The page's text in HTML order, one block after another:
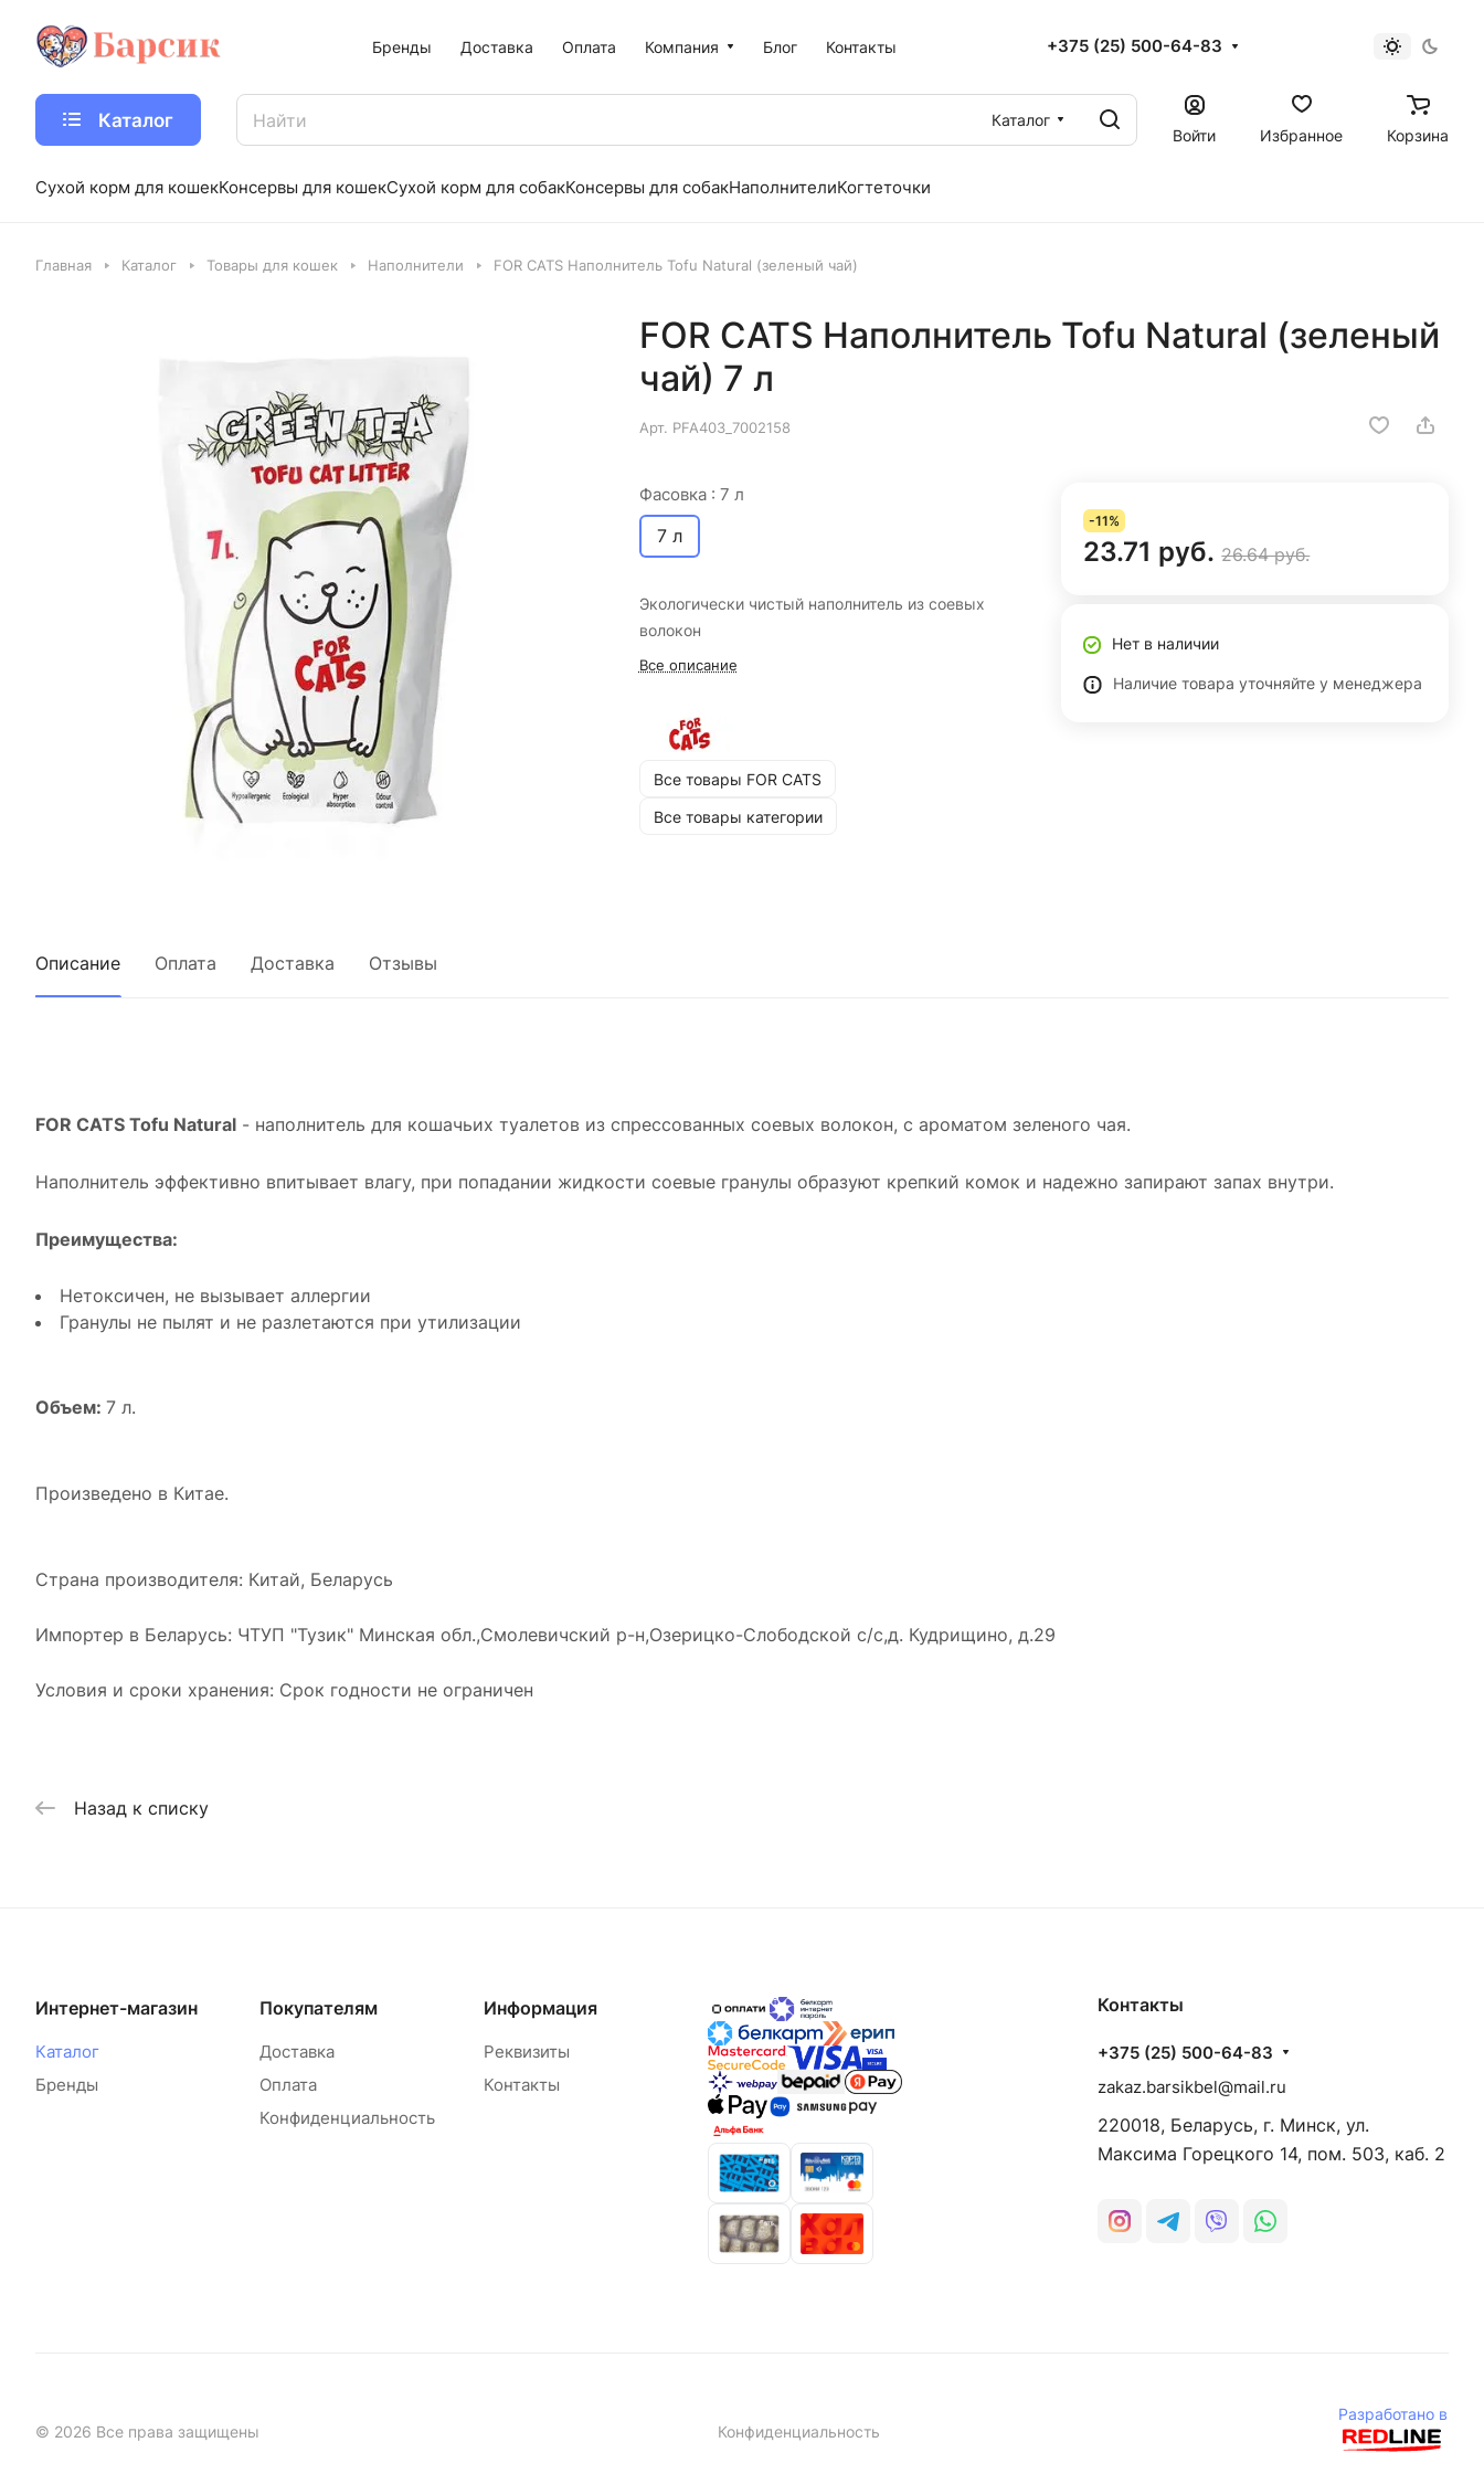
Бренды Доставка Оплата Компания Блог Контакты +375 (25) 500-64-83
Каталог
Каталог
Войти
Избранное Корзина
Сухой корм для кошекКонсервы для кошекСухой корм для собакКонсервы для собакНаполнителиКогтеточки
Главная Каталог Товары для кошек Наполнители FOR CATS Наполнитель Tofu Natural (зеленый чай)
FOR CATS Наполнитель Tofu Natural (зеленый
чай) 7 л
Арт. PFA403_7002158
Фасовка : 7 л
7 л
Экологически чистый наполнитель из соевых
волокон
Все описание
Все товары FOR CATS
Все товары категории
-11%
23.71 руб. 26.64 руб.
Нет в наличии
Наличие товара уточняйте у менеджера
Описание Оплата Доставка Отзывы
FOR CATS Tofu Natural - наполнитель для кошачьих туалетов из спрессованных соевых волокон, с ароматом зеленого чая.
Наполнитель эффективно впитывает влагу, при попадании жидкости соевые гранулы образуют крепкий комок и надежно запирают запах внутри.
Преимущества:
Нетоксичен, не вызывает аллергии
Гранулы не пылят и не разлетаются при утилизации
Объем: 7 л.
Произведено в Китае.
Страна производителя: Китай, Беларусь
Импортер в Беларусь: ЧТУП "Тузик" Минская обл.,Смолевичский р-н,Озерицко-Слободской с/с,д. Кудрищино, д.29
Условия и сроки хранения: Срок годности не ограничен
Назад к списку
Интернет-магазин
Каталог
Бренды
Покупателям
Доставка
Оплата
Конфиденциальность
Информация
Реквизиты
Контакты
Контакты
+375 (25) 500-64-83
zakaz.barsikbel@mail.ru
220018, Беларусь, г. Минск, ул.
Максима Горецкого 14, пом. 503, каб. 2
© 2026 Все права защищены Конфиденциальность
Разработано в